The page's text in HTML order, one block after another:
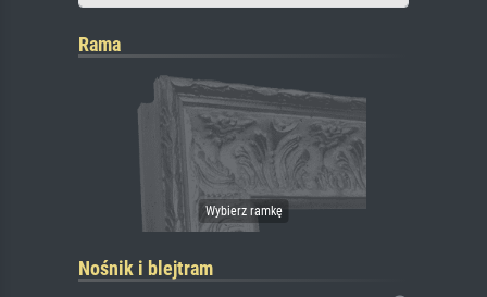
Rama
Nośnik i blejtram